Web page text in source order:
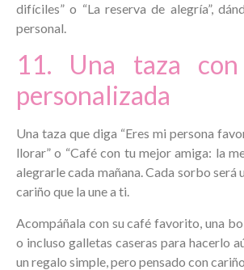
difíciles” o “La reserva de alegría”,
personal.
11. Una taza con
personalizada
Una taza que diga “Eres mi persona
llorar” o “Café con tu mejor amiga: la
alegrarle cada mañana. Cada sorbo
cariño que la une a ti.
Acompáñala con su café favorito, una
o incluso galletas caseras para hacerlo
un regalo simple, pero pensado con cariño.